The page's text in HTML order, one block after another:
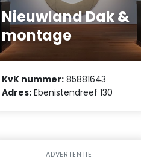
Nieuwland Dak &
montage
KvK nummer: 85881643
Adres: Ebenistendreef 130
ADVERTENTIE